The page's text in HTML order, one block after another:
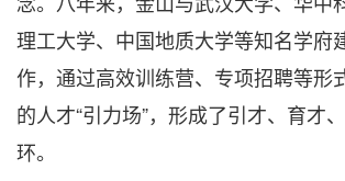
理工大学、中国地质大学等知名学府
作，通过高效训练营、专项招聘等形
的人才“引力场”，形成了引才、育才
环。